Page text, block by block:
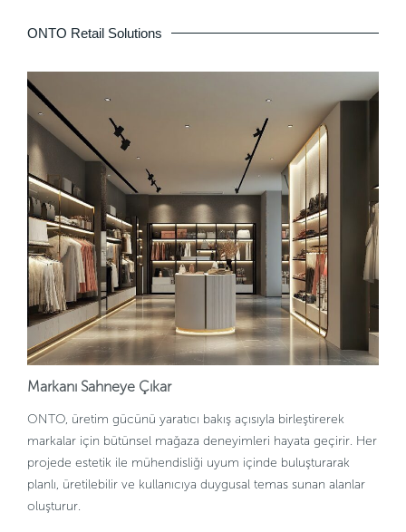
ONTO Retail Solutions
Markanı Sahneye Çıkar
ONTO, üretim gücünü yaratıcı bakış açısıyla birleştirerek
markalar için bütünsel mağaza deneyimleri hayata geçirir. Her
projede estetik ile mühendisliği uyum içinde buluşturarak
planlı, üretilebilir ve kullanıcıya duygusal temas sunan alanlar
oluşturur.